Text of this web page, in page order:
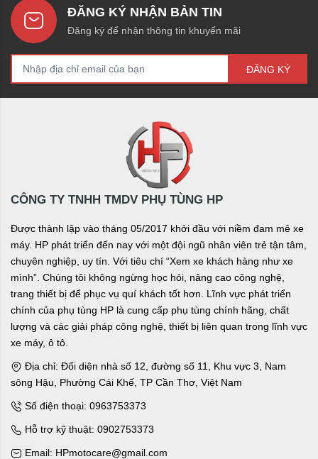
ĐĂNG KÝ NHẬN BẢN TIN
Đăng ký để nhận thông tin khuyến mãi
ĐĂNG KÝ
CÔNG TY TNHH TMDV PHỤ TÙNG HP
Được thành lập vào tháng 05/2017 khởi đầu với niềm đam mê xe
máy. HP phát triển đến nay với một đội ngũ nhân viên trẻ tận tâm,
chuyên nghiệp, uy tín. Với tiêu chí “Xem xe khách hàng như xe
mình”. Chúng tôi không ngừng học hỏi, nâng cao công nghệ,
trang thiết bị để phục vụ quí khách tốt hơn. Lĩnh vực phát triển
chính của phụ tùng HP là cung cấp phụ tùng chính hãng, chất
lượng và các giải pháp công nghệ, thiết bị liên quan trong lĩnh vực
xe máy, ô tô.
Địa chỉ: Đối diện nhà số 12, đường số 11, Khu vực 3, Nam
sông Hậu, Phường Cái Khế, TP Cần Thơ, Việt Nam
Số điện thoại: 0963753373
Hỗ trợ kỹ thuật: 0902753373
Email: HPmotocare@gmail.com